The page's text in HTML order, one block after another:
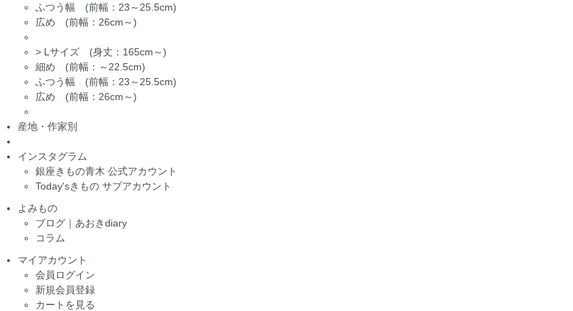
ふつう幅 (前幅：23～25.5cm)
広め (前幅：26cm～)
> Lサイズ (身丈：165cm～)
細め (前幅：～22.5cm)
ふつう幅 (前幅：23～25.5cm)
広め (前幅：26cm～)
産地・作家別
インスタグラム
銀座きもの青木 公式アカウント
Today'sきもの サブアカウント
よみもの
ブログ｜あおきdiary
コラム
マイアカウント
会員ログイン
新規会員登録
カートを見る